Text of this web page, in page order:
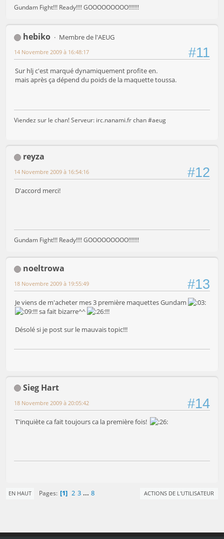
Gundam Fight!!! Ready!!!! GOOOOOOOOO!!!!!!!
hebiko Membre de l'AEUG
#11
14 Novembre 2009 à 16:48:17
Sur hlj c'est marqué dynamiquement profite en.
mais après ça dépend du poids de la maquette toussa.
Viendez sur le chan! Serveur: irc.nanami.fr chan #aeug
reyza
#12
14 Novembre 2009 à 16:54:16
D'accord merci!
Gundam Fight!!! Ready!!!! GOOOOOOOOO!!!!!!!
noeltrowa
#13
18 Novembre 2009 à 19:55:49
Je viens de m'acheter mes 3 première maquettes Gundam
!!! sa fait bizarre^^
!!!
Désolé si je post sur le mauvais topic!!!
Sieg Hart
#14
18 Novembre 2009 à 20:05:42
T'inquiète ca fait toujours ca la première fois!
EN HAUT Pages 1 2 3 ... 8 ACTIONS DE L'UTILISATEUR